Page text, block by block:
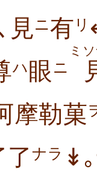
見ニ有 リ
ハ 眼 ニ
ミ
摩勒菓
ナラ ↡